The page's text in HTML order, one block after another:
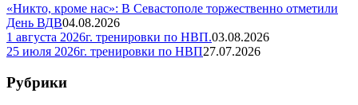
«Никто, кроме нас»: В Севастополе торжественно отметили
День ВДВ04.08.2026
1 августа 2026г. тренировки по НВП.03.08.2026
25 июля 2026г. тренировки по НВП27.07.2026
Рубрики